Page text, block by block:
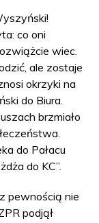
co oni
wiec.
ale zostaje
okrzyki na
do Biura.
brzmiało
do Pałacu
do KC”.
pewnością nie
podjął